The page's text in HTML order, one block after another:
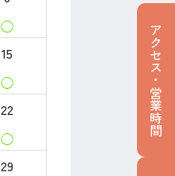
◯
15
◯
22
◯
29
アクセス・営業時間